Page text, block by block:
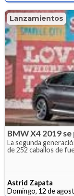
Lanzamientos
BMW X4 2019
La segunda
de 252 caballos de
Astrid Zapata
Domingo, 12 de